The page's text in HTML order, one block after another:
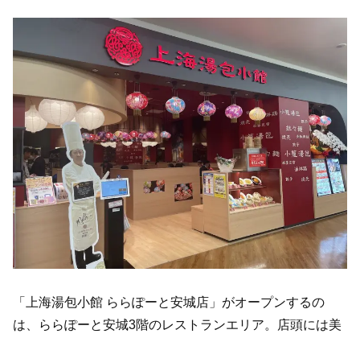
「上海湯包小館 ららぽーと安城店」がオープンするの
は、ららぽーと安城3階のレストランエリア。店頭には美